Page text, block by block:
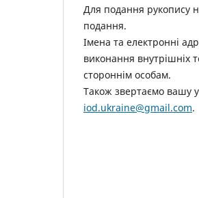
Для подання рукопису
подання.
Імена та електронні
виконання внутрішніх
стороннім особам.
Також звертаємо вашу
iod.ukraine@gmail.com.